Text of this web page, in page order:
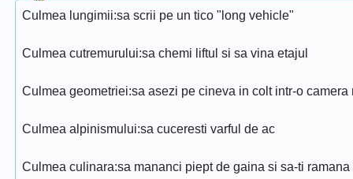
Culmea lungimii:sa scrii pe un tico "long vehicle"
Culmea cutremurului:sa chemi liftul si sa vina etajul
Culmea geometriei:sa asezi pe cineva in colt intr-o camera
Culmea alpinismului:sa cuceresti varful de ac
Culmea culinara:sa mananci piept de gaina si sa-ti